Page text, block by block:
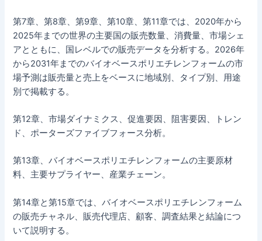
第7章、第8章、第9章、第10章、第11章では、2020年から
2025年までの世界の主要国の販売数量、消費量、市場シェ
アとともに、国レベルでの販売データを分析する。2026年
から2031年までのバイオベースポリエチレンフォームの市
場予測は販売量と売上をベースに地域別、タイプ別、用途
別で掲載する。
第12章、市場ダイナミクス、促進要因、阻害要因、トレン
ド、ポーターズファイブフォース分析。
第13章、バイオベースポリエチレンフォームの主要原材
料、主要サプライヤー、産業チェーン。
第14章と第15章では、バイオベースポリエチレンフォーム
の販売チャネル、販売代理店、顧客、調査結果と結論につ
いて説明する。